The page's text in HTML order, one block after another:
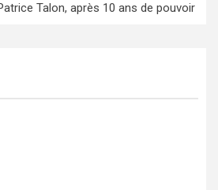
Talon, après 10 ans de pouvoir